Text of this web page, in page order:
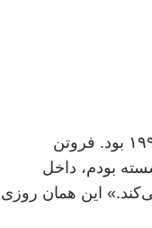
فرحناز فروتن سه ساله بود که طالبان به کابل رسید. سال ۱۹۹۶ بود. فروتن
بودم، داخل
این همان روزی